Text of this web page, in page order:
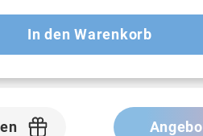
In den Warenkorb